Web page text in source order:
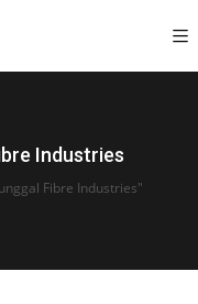
Industries
Fibre Industries"